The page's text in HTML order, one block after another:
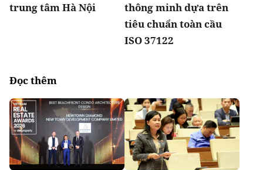
trung tâm Hà Nội
thông minh dựa trên
tiêu chuẩn toàn cầu
ISO 37122
Đọc thêm